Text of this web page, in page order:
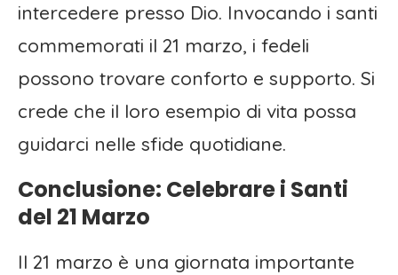
intercedere presso Dio. Invocando i santi
commemorati il 21 marzo, i fedeli
possono trovare conforto e supporto. Si
crede che il loro esempio di vita possa
guidarci nelle sfide quotidiane.
Conclusione: Celebrare i Santi
del 21 Marzo
Il 21 marzo è una giornata importante